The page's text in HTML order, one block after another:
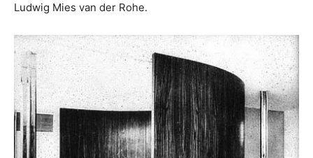
Ludwig Mies van der Rohe.